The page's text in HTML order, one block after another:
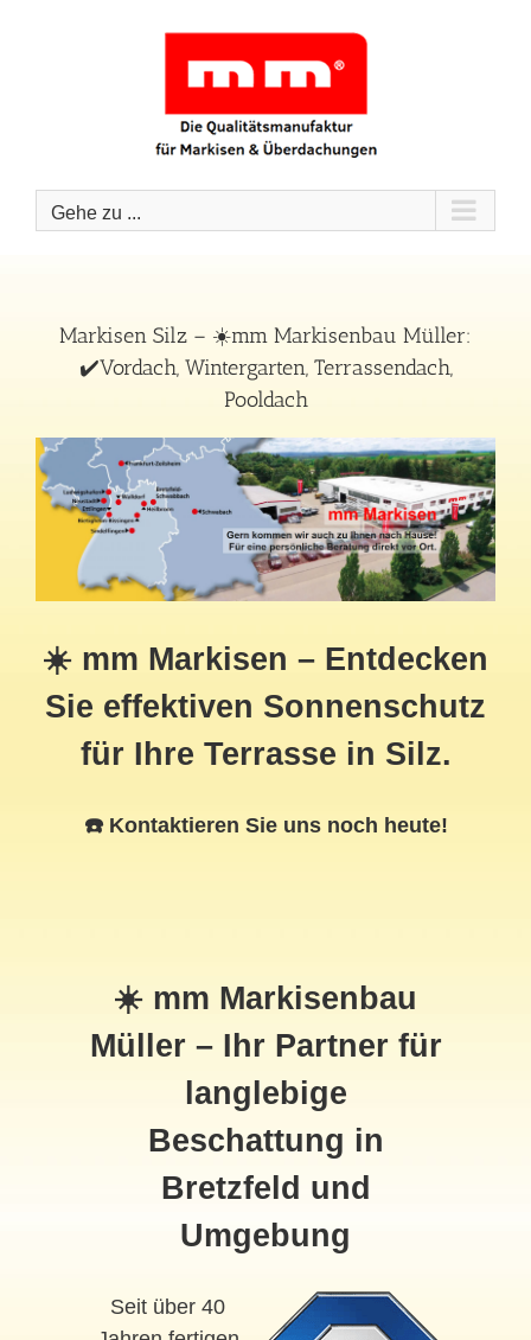
Gehe zu ...
Markisen Silz – ☀️mm Markisenbau Müller:
✔️Vordach, Wintergarten, Terrassendach,
Pooldach
☀️ mm Markisen – Entdecken
Sie effektiven Sonnenschutz
für Ihre Terrasse in Silz.
☎️ Kontaktieren Sie uns noch heute!
☀️ mm Markisenbau
Müller – Ihr Partner für
langlebige
Beschattung in
Bretzfeld und
Umgebung
Seit über 40